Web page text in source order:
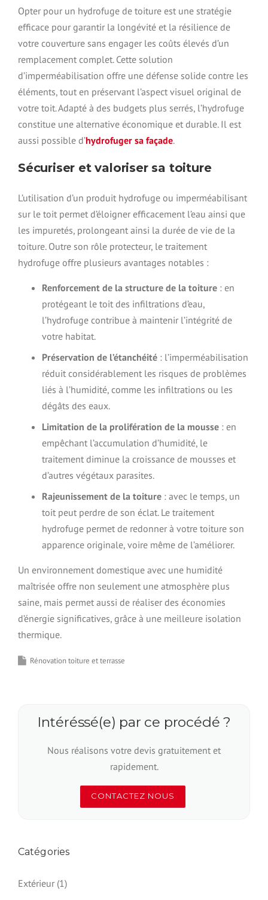
Opter pour un hydrofuge de toiture est une stratégie
efficace pour garantir la longévité et la résilience de
votre couverture sans engager les coûts élevés d’un
remplacement complet. Cette solution
d’imperméabilisation offre une défense solide contre les
éléments, tout en préservant l’aspect visuel original de
votre toit. Adapté à des budgets plus serrés, l’hydrofuge
constitue une alternative économique et durable. Il est
aussi possible d’hydrofuger sa façade.
Sécuriser et valoriser sa toiture
L’utilisation d’un produit hydrofuge ou imperméabilisant
sur le toit permet d’éloigner efficacement l’eau ainsi que
les impuretés, prolongeant ainsi la durée de vie de la
toiture. Outre son rôle protecteur, le traitement
hydrofuge offre plusieurs avantages notables :
Renforcement de la structure de la toiture : en
protégeant le toit des infiltrations d’eau,
l’hydrofuge contribue à maintenir l’intégrité de
votre habitat.
Préservation de l’étanchéité : l’imperméabilisation
réduit considérablement les risques de problèmes
liés à l’humidité, comme les infiltrations ou les
dégâts des eaux.
Limitation de la prolifération de la mousse : en
empêchant l’accumulation d’humidité, le
traitement diminue la croissance de mousses et
d’autres végétaux parasites.
Rajeunissement de la toiture : avec le temps, un
toit peut perdre de son éclat. Le traitement
hydrofuge permet de redonner à votre toiture son
apparence originale, voire même de l’améliorer.
Un environnement domestique avec une humidité
maîtrisée offre non seulement une atmosphère plus
saine, mais permet aussi de réaliser des économies
d’énergie significatives, grâce à une meilleure isolation
thermique.
Rénovation toiture et terrasse
Intéréssé(e) par ce procédé ?
Nous réalisons votre devis gratuitement et
rapidement.
CONTACTEZ NOUS
Catégories
Extérieur (1)